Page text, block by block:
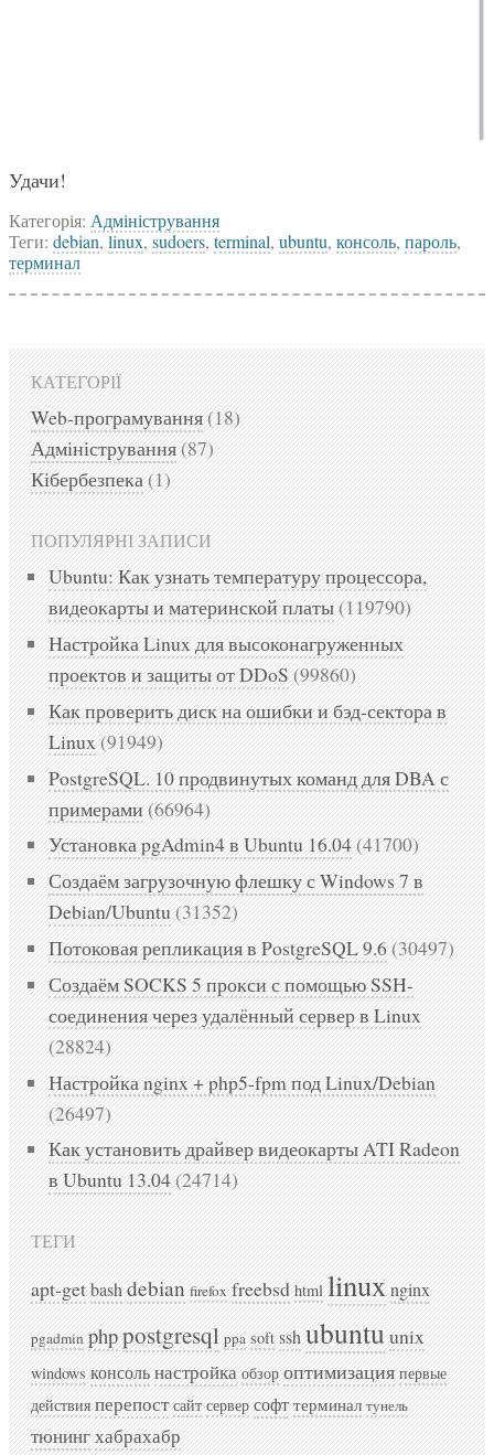
Удачи!
Категорія: Адміністрування
Теги: debian,linux,sudoers,terminal, ubuntu, консоль, пароль,
терминал
КАТЕГОРІЇ
Web-програмування(18)
Адміністрування(87)
Кібербезпека(1)
ПОПУЛЯРНІ ЗАПИСИ
Ubuntu: Как узнать температуру процессора,
видеокарты и материнской платы(119790)
Настройка Linux для высоконагруженных
проектов и защиты от DDoS(99860)
Как проверить диск на ошибки и бэд-сектора в
Linux(91949)
PostgreSQL. 10 продвинутых команд для DBA с
примерами(66964)
Установка pgAdmin4 в Ubuntu 16.04(41700)
Создаём загрузочную флешку с Windows 7 в
Debian/Ubuntu(31352)
Потоковая репликация в PostgreSQL 9.6(30497)
Создаём SOCKS 5 прокси с помощью SSH-
соединения через удалённый сервер в Linux
(28824)
Настройка nginx + php5-fpm под Linux/Debian
(26497)
Как установить драйвер видеокарты ATI Radeon
в Ubuntu 13.04(24714)
ТЕГИ
apt-getbashdebian firefox freebsd html linuxnginx
pgadmin phppostgresql ppa soft sshubuntuunix
windows консольнастройка обзор оптимизация первые
действия перепост сайт сервер софт терминал тунель
тюнингхабрахабр